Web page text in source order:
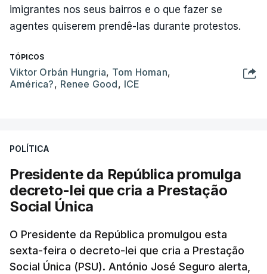
imigrantes nos seus bairros e o que fazer se
agentes quiserem prendê-las durante protestos.
TÓPICOS
Viktor Orbán Hungria, Tom Homan,
América?, Renee Good, ICE
POLÍTICA
Presidente da República promulga
decreto-lei que cria a Prestação
Social Única
O Presidente da República promulgou esta
sexta-feira o decreto-lei que cria a Prestação
Social Única (PSU). António José Seguro alerta,